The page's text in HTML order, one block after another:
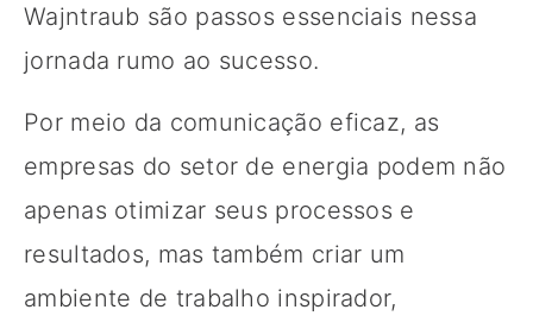
Wajntraub são passos essenciais nessa
jornada rumo ao sucesso.
Por meio da comunicação eficaz, as
empresas do setor de energia podem não
apenas otimizar seus processos e
resultados, mas também criar um
ambiente de trabalho inspirador,